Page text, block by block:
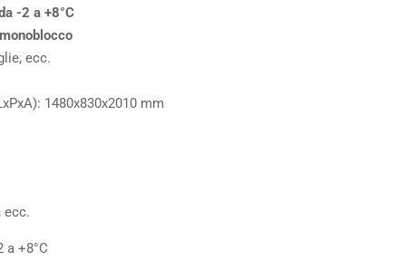
-2 a +8°C
ecc.
1480x830x2010 mm
ecc.
a +8°C